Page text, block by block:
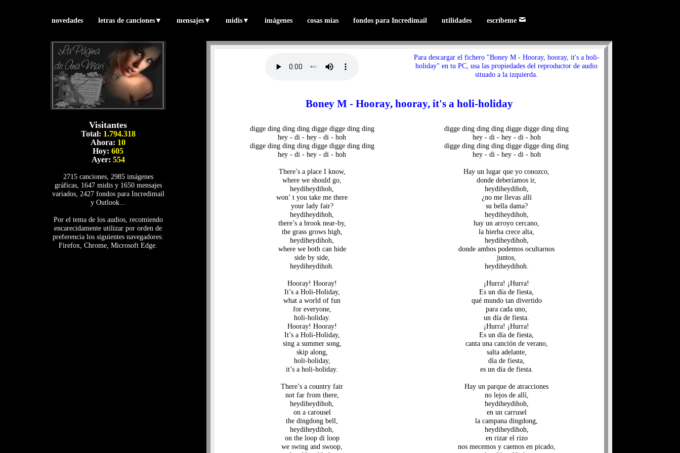
novedades letras de canciones▼ mensajes▼ midis▼ imágenes cosas mías fondos para Incredimail utilidades escríbeme
Visitantes
Total: 1.794.318
Ahora: 10
Hoy:605
Ayer: 554
2715 canciones, 2985 imágenes
gráficas, 1647 midis y 1650 mensajes
variados, 2427 fondos para Incredimail
y Outlook...
Por el tema de los audios, recomiendo
encarecidamente utilizar por orden de
preferencia los siguientes navegadores:
Firefox, Chrome, Microsoft Edge.
Para descargar el fichero "Boney M - Hooray, hooray, it's a holi-
holiday" en tu PC, usa las propiedades del reproductor de audio
situado a la izquierda.
Boney M - Hooray, hooray, it's a holi-holiday
digge ding ding ding digge digge ding ding
hey - di - hey - di - hoh
digge ding ding ding digge digge ding ding
hey - di - hey - di - hoh
There’s a place I know,
where we should go,
heydiheydihoh,
won’ t you take me there
your lady fair?
heydiheydihoh,
there’s a brook near-by,
the grass grows high,
heydiheydihoh,
where we both can hide
side by side,
heydiheydihoh.
Hooray! Hooray!
It’s a Holi-Holiday,
what a world of fun
for everyone,
holi-holiday.
Hooray! Hooray!
It’s a Holi-Holiday,
sing a summer song,
skip along,
holi-holiday,
it’s a holi-holiday.
There’s a country fair
not far from there,
heydiheydihoh,
on a carousel
the dingdong bell,
heydiheydihoh,
on the loop di loop
we swing and swoop,
digge ding ding ding digge digge ding ding
hey - di - hey - di - hoh
digge ding ding ding digge digge ding ding
hey - di - hey - di - hoh
Hay un lugar que yo conozco,
donde deberíamos ir,
heydiheydihoh,
¿no me llevas allí
su bella dama?
heydiheydihoh,
hay un arroyo cercano,
la hierba crece alta,
heydiheydihoh,
donde ambos podemos ocultarnos
juntos,
heydiheydihoh.
¡Hurra! ¡Hurra!
Es un día de fiesta,
qué mundo tan divertido
para cada uno,
un día de fiesta.
¡Hurra! ¡Hurra!
Es un día de fiesta,
canta una canción de verano,
salta adelante,
día de fiesta,
es un día de fiesta.
Hay un parque de atracciones
no lejos de allí,
heydiheydihoh,
en un carrusel
la campana dingdong,
heydiheydihoh,
en rizar el rizo
nos mecemos y caemos en picado,